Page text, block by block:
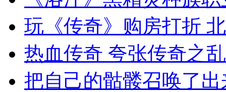
玩《传奇》购房打折
热血传奇 夸张传奇之
把自己的骷髅召唤了出